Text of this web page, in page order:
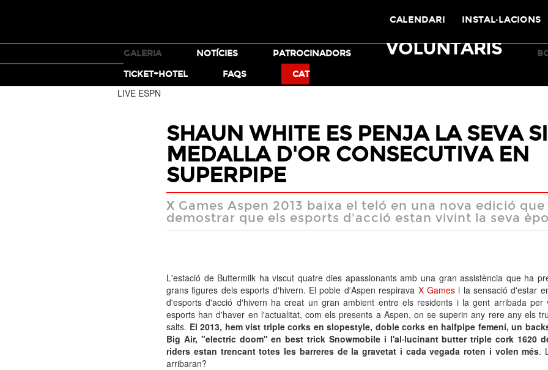
TICKETS
GALERIA NOTÍCIES PATROCINADORS VOLUNTARIS
TICKET+HOTEL
FAQS CAT
CALENDARI INSTAL·LACIONS
MOTO X
LIVE ESPN
SHAUN WHITE ES PENJA LA SEVA
MEDALLA D'OR CONSECUTIVA EN
SUPERPIPE
X Games Aspen 2013 baixa el teló en una nova edició
demostrar que els esports d'acció estan vivint la seva
L'estació de Buttermilk ha viscut quatre dies apassionants amb una gran assistència que ha
grans figures dels esports d'hivern. El poble d'Aspen respirava X Gamesi la sensació d'estar
d'esports d'acció d'hivern ha creat un gran ambient entre els residents i la gent arribada per
esports han d'haver en l'actualitat, com els presents a Aspen, on se superin any rere any els
salts. El 2013, hem vist triple corks en slopestyle, doble corks en halfpipe femení, un
Big Air, "electric doom" en best trick Snowmobile i l'al·lucinant butter triple cork 1620
riders estan trencant totes les barreres de la gravetat i cada vegada roten i volen més.
arribaran?